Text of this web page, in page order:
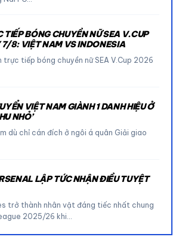
TIẾP BÓNG CHUYỀN NỮ SEA V.CUP
8: VIỆT NAM VS INDONESIA
trực tiếp bóng chuyền nữ SEA V.Cup 2026
VIỆT NAM GIÀNH 1 DANH HIỆU Ở
NHỎ’
dù chỉ cán đích ở ngôi á quân Giải giao
LẬP TỨC NHẬN ĐIỀU TUYỆT
trở thành nhân vật đáng tiếc nhất chung
2025/26 khi…